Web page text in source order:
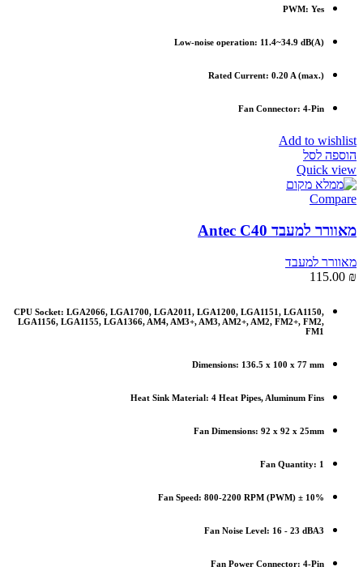
PWM: Yes
Low-noise operation: 11.4~34.9 dB(A)
Rated Current: 0.20 A (max.)
Fan Connector: 4-Pin
Add to wishlist
הוספה לסל
Quick view
Compare
מאוורר למעבד Antec C40
מאוורר למעבד
115.00 ₪
CPU Socket: LGA2066, LGA1700, LGA2011, LGA1200, LGA1151, LGA1150,
LGA1156, LGA1155, LGA1366, AM4, AM3+, AM3, AM2+, AM2, FM2+, FM2,
FM1
Dimensions: 136.5 x 100 x 77 mm
Heat Sink Material: 4 Heat Pipes, Aluminum Fins
Fan Dimensions: 92 x 92 x 25mm
Fan Quantity: 1
Fan Speed: 800-2200 RPM (PWM) ± 10%
Fan Noise Level: 16 - 23 dBA3
Fan Power Connector: 4-Pin